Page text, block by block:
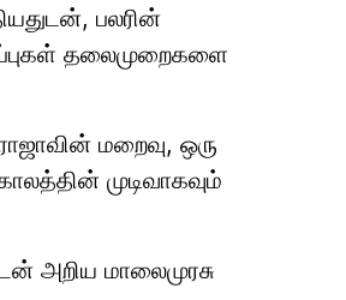
பலரின்
தலைமுறைகளை
மறைவு, ஒரு
முடிவாகவும்
அறிய மாலைமுரசு